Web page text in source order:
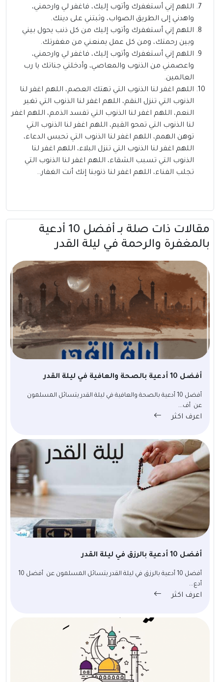
اللهم إني أستغفرك وأتوب إليك، فاغفر لي وارحمني،
واهدني إلى الطريق الصواب، وثبتني على دينك.
اللهم إني أستغفرك وأتوب إليك من كل ذنب يحول بيني
وبين رحمتك، ومن كل عمل يمنعني من مغفرتك.
اللهم إني أستغفرك وأتوب إليك، فاغفر لي وارحمني،
واعصمني من الذنوب والمعاصي، وأدخلني جناتك يا رب
العالمين.
اللهم اغفر لنا الذنوب التي تهتك العصم، اللهم اغفر لنا
الذنوب التي تنزل النقم، اللهم اغفر لنا الذنوب التي تغير
النعم، اللهم اغفر لنا الذنوب التي تفسد الذمم، اللهم اغفر
لنا الذنوب التي تمحو القيم، اللهم اغفر لنا الذنوب التي
توهن الهمم، اللهم اغفر لنا الذنوب التي تحبس الدعاء،
اللهم اغفر لنا الذنوب التي تنزل البلاء، اللهم اغفر لنا
الذنوب التي تسبب الشقاء، اللهم اغفر لنا الذنوب التي
تجلب الفناء، اللهم اغفر لنا ذنوبنا إنك أنت الغفار..
مقالات ذات صلة بــ أفضل 10 أدعية
بالمغفرة والرحمة في ليلة القدر
أفضل 10 أدعية بالصحة والعافية في ليلة القدر
أفضل 10 أدعية بالصحة والعافية في ليلة القدر يتسائل المسلمون
عن أف...
اعرف اكثر
أفضل 10 أدعية بالرزق في ليلة القدر
أفضل 10 أدعية بالرزق في ليلة القدر يتسائل المسلمون عن أفضل 10
أدع...
اعرف اكثر